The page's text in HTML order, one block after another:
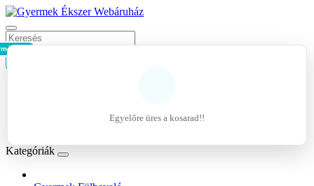
- 0Ft
Egyelőre üres a kosarad!!
Kategóriák